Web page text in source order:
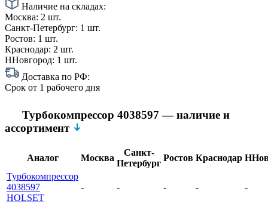
Наличие на складах:
Москва: 2 шт.
Санкт-Петербург: 1 шт.
Ростов: 1 шт.
Краснодар: 2 шт.
ННовгород: 1 шт.
Доставка по РФ:
Срок от 1 рабочего дня
Турбокомпрессор 4038597 — наличие и
ассортимент
Аналог Москва
Санкт-
Петербург
Ростов Краснодар
Турбокомпрессор
4038597
HOLSET
- - - - -